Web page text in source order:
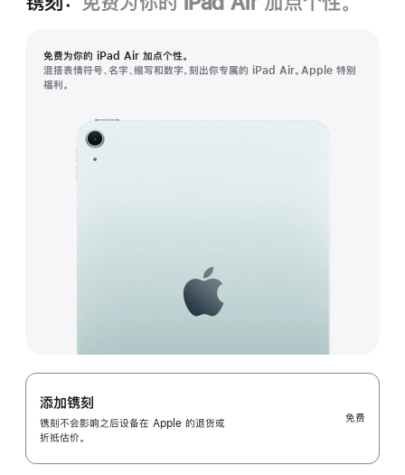
免费为你的 iPad Air 加⁠点个性。
混搭表情符号、名字、缩写和数字，刻出你专属的 iPad Air。Apple 特别
福利。
添加镌刻
镌刻不会影响之后设备在 Apple 的退货或
折抵估价。
免费